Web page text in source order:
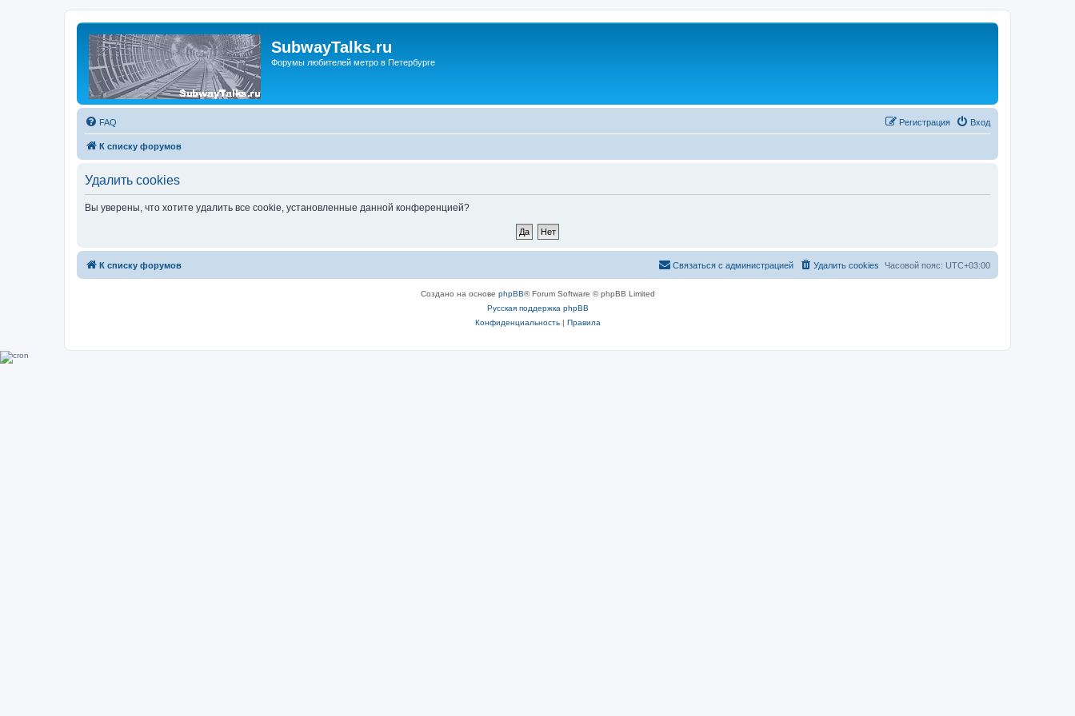
SubwayTalks.ru
Форумы любителей метро в Петербурге
FAQ Вход
Регистрация
К списку форумов
Удалить cookies
Вы уверены, что хотите удалить все cookie, установленные данной конференцией?
К списку форумов Часовой пояс: UTC+03:00
Удалить cookies
Связаться с администрацией
Создано на основе phpBB® Forum Software © phpBB Limited
Русская поддержка phpBB
Конфиденциальность| Правила